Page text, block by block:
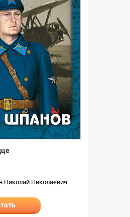
Николай Николаевич